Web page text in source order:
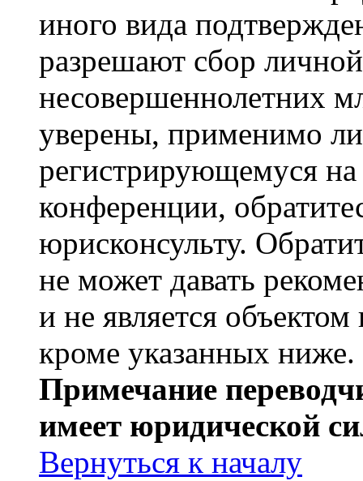
иного вида
разрешают сбор
несовершеннолетних
уверены, применимо
регистрирующемуся
конференции,
юрисконсульту.
не может давать
и не является
кроме указанных ниже.
Примечание
имеет юридической
Вернуться к началу